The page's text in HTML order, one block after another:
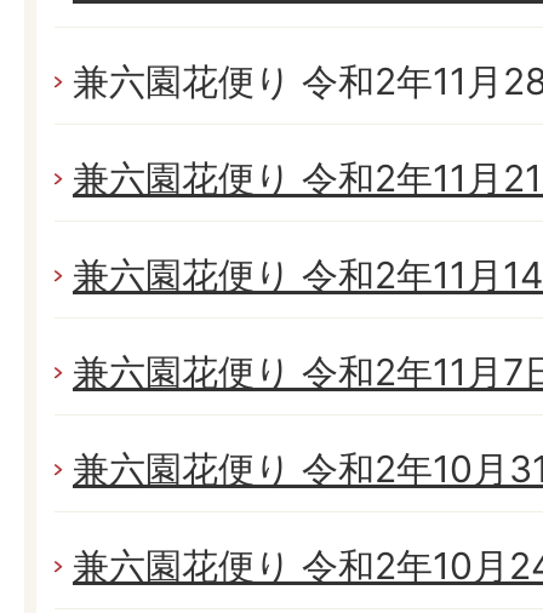
兼六園花便り 令和2年11月
兼六園花便り 令和2年11月
兼六園花便り 令和2年11月
兼六園花便り 令和2年11月7
兼六園花便り 令和2年10月
兼六園花便り 令和2年10月